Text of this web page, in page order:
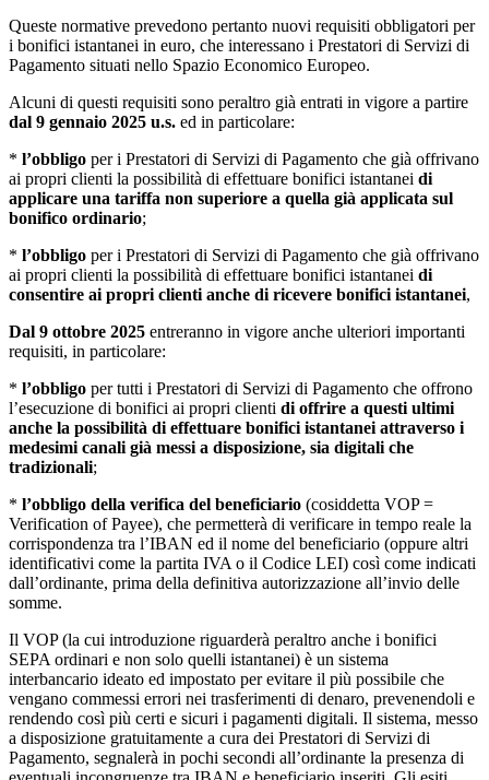
Queste normative prevedono pertanto nuovi requisiti obbligatori per
i bonifici istantanei in euro, che interessano i Prestatori di Servizi di
Pagamento situati nello Spazio Economico Europeo.
Alcuni di questi requisiti sono peraltro già entrati in vigore a partire
dal 9 gennaio 2025 u.s. ed in particolare:
* l’obbligo per i Prestatori di Servizi di Pagamento che già offrivano
ai propri clienti la possibilità di effettuare bonifici istantanei di
applicare una tariffa non superiore a quella già applicata sul
bonifico ordinario;
* l’obbligo per i Prestatori di Servizi di Pagamento che già offrivano
ai propri clienti la possibilità di effettuare bonifici istantanei di
consentire ai propri clienti anche di ricevere bonifici istantanei,
Dal 9 ottobre 2025 entreranno in vigore anche ulteriori importanti
requisiti, in particolare:
* l’obbligo per tutti i Prestatori di Servizi di Pagamento che offrono
l’esecuzione di bonifici ai propri clienti di offrire a questi ultimi
anche la possibilità di effettuare bonifici istantanei attraverso i
medesimi canali già messi a disposizione, sia digitali che
tradizionali;
* l’obbligo della verifica del beneficiario (cosiddetta VOP =
Verification of Payee), che permetterà di verificare in tempo reale la
corrispondenza tra l’IBAN ed il nome del beneficiario (oppure altri
identificativi come la partita IVA o il Codice LEI) così come indicati
dall’ordinante, prima della definitiva autorizzazione all’invio delle
somme.
Il VOP (la cui introduzione riguarderà peraltro anche i bonifici
SEPA ordinari e non solo quelli istantanei) è un sistema
interbancario ideato ed impostato per evitare il più possibile che
vengano commessi errori nei trasferimenti di denaro, prevenendoli e
rendendo così più certi e sicuri i pagamenti digitali. Il sistema, messo
a disposizione gratuitamente a cura dei Prestatori di Servizi di
Pagamento, segnalerà in pochi secondi all’ordinante la presenza di